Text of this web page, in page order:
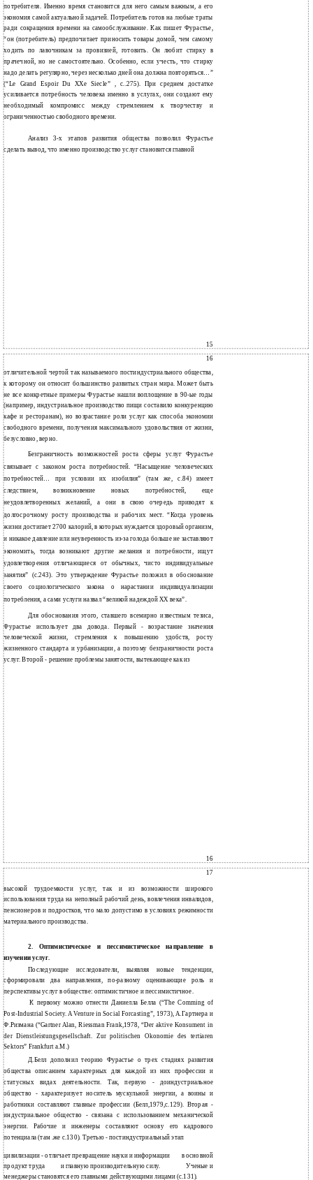
потребителя. Именно время становится для него самым важным, а его
экономия самой актуальной задачей. Потребитель готов на любые траты
ради сокращения времени на самообслуживание. Как пишет Фурастье,
“он (потребитель) предпочитает приносить товары домой, чем самому
ходить по лавочникам за провизией, готовить. Он любит стирку в
прачечной, но не самостоятельно. Особенно, если учесть, что стирку
надо делать регулярно, через несколько дней она должна повторяться…”
(“Le Grand Espoir Du XХе Siecle” , с..275). При среднем достатке
усиливается потребность человека именно в услугах, они создают ему
необходимый компромисс между стремлением к творчеству и
ограниченностью свободного времени.
Анализ 3-х этапов развития общества позволил Фурастье
сделать вывод, что именно производство услуг становится главной
15
16
отличительной чертой так называемого постиндустриального общества,
к которому он относит большинство развитых стран мира. Может быть
не все конкретные примеры Фурастье нашли воплощение в 90-ые годы
(например, индустриальное производство пищи составило конкуренцию
кафе и ресторанам), но возрастание роли услуг как способа экономии
свободного времени, получения максимального удовольствия от жизни,
безусловно, верно.
Безграничность возможностей роста сферы услуг Фурастье
связывает с законом роста потребностей. “Насыщение человеческих
потребностей… при условии их изобилия” (там же, с.84) имеет
следствием, возникновение новых потребностей, еще
неудовлетворенных желаний, а они в свою очередь приводят к
долгосрочному росту производства и рабочих мест. “Когда уровень
жизни достигает 2700 калорий, в которых нуждается здоровый организм,
и никакое давление или неуверенность из-за голода больше не заставляют
экономить, тогда возникают другие желания и потребности, ищут
удовлетворения отличающиеся от обычных, чисто индивидуальные
занятия” (с.243). Это утверждение Фурастье положил в обоснование
своего социологического закона о нарастании индивидуализации
потребления, а сами услуги назвал “великой надеждой ХХ века”.
Для обоснования этого, ставшего всемирно известным тезиса,
Фурастье использует два довода. Первый - возрастание значения
человеческой жизни, стремления к повышению удобств, росту
жизненного стандарта и урбанизации, а поэтому безграничности роста
услуг. Второй - решение проблемы занятости, вытекающее как из
16
17
высокой трудоемкости услуг, так и из возможности широкого
использования труда на неполный рабочий день, вовлечения инвалидов,
пенсионеров и подростков, что мало допустимо в условиях режимности
материального производства.
2. Оптимистическое и пессимистическое направление в
изучении услуг.
Последующие исследователи, выявляя новые тенденции,
сформировали два направления, по-разному оценивающие роль и
перспективы услуг в обществе: оптимистичное и пессимистичное.
К первому можно отнести Даниелла Белла (“The Comming of
Post-Industrial Society. A Venture in Social Forcasting”, 1973), А.Гартнера и
Ф.Ризмана (“Gartner Alan, Riessman Frank,1978, “Der aktive Konsument in
der Dienstleistungsgesellschaft. Zur politischen Okonomie des tertiaren
Sektors” Frankfurt а.M.)
Д.Белл дополнил теорию Фурастье о трех стадиях развития
общества описанием характерных для каждой из них профессии и
статусных видах деятельности. Так, первую - доиндустриальное
общество - характеризует носитель мускульной энергии, а воины и
работники составляют главные профессии (Белл,1979,с.129). Вторая -
индустриальное общество - связана с использованием механической
энергии. Рабочие и инженеры составляют основу его кадрового
потенциала (там .же с.130). Третью - постиндустриальный этап
цивилизации - отличает превращение науки и информации
в основной
продукт труда
и главную производительную силу. Ученые и
менеджеры становятся его главными действующими лицами (с.131).